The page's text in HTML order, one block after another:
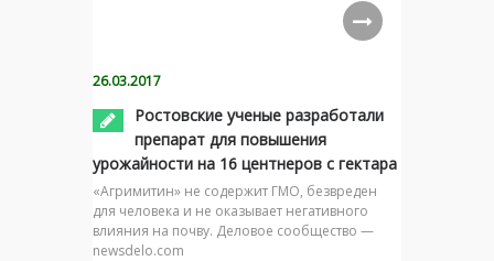
26.03.2017
Ростовские ученые разработали
препарат для повышения
урожайности на 16 центнеров с гектара
«Агримитин» не содержит ГМО, безвреден
для человека и не оказывает негативного
влияния на почву. Деловое сообщество —
newsdelo.com